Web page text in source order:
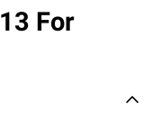
For